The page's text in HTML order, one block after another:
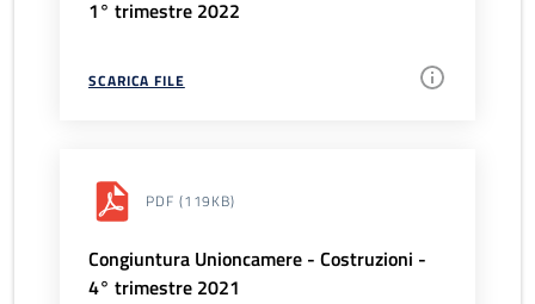
1° trimestre 2022
SCARICA FILE
PDF (119KB)
Congiuntura Unioncamere - Costruzioni -
4° trimestre 2021